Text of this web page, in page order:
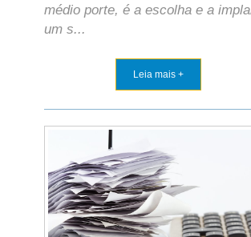
médio porte, é a escolha e a
um s...
Leia mais +